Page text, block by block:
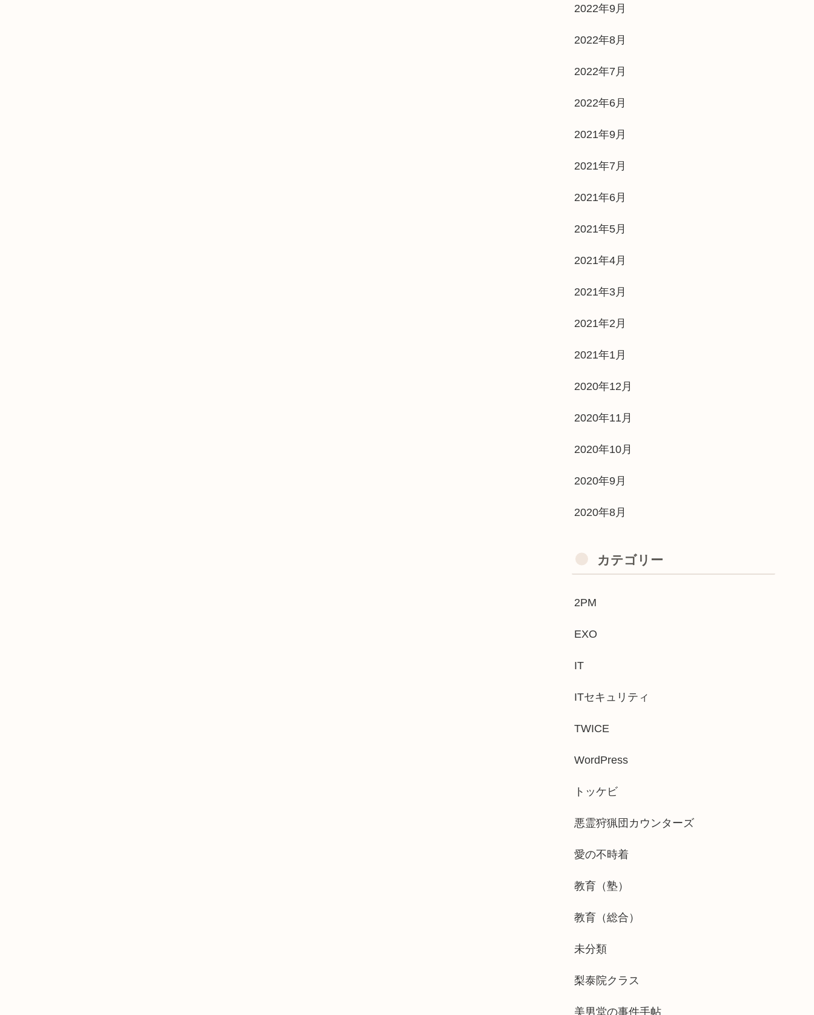
2022年9月
2022年8月
2022年7月
2022年6月
2021年9月
2021年7月
2021年6月
2021年5月
2021年4月
2021年3月
2021年2月
2021年1月
2020年12月
2020年11月
2020年10月
2020年9月
2020年8月
カテゴリー
2PM
EXO
IT
ITセキュリティ
TWICE
WordPress
トッケビ
悪霊狩猟団カウンターズ
愛の不時着
教育（塾）
教育（総合）
未分類
梨泰院クラス
美男堂の事件手帖